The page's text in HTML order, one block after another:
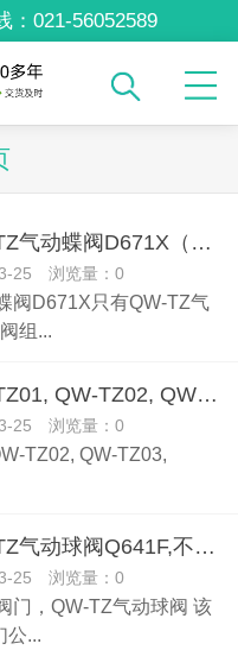
： 021-56052589
[宇行]QW-TZ气动蝶阀D671X（图片)介绍说明和产品外观
25 浏览量：0
阀D671X只有QW-TZ气
组...
[宇行]QW-TZ01, QW-TZ02, QW-TZ03, QW-TZ04, QW-TZ05, QW-TZ06, QW-TZ
25 浏览量：0
TZ02, QW-TZ03,
[宇行]QW-TZ气动球阀Q641F,不锈钢气动球阀,气动铸钢球阀,
25 浏览量：0
门，QW-TZ气动球阀 该
公...